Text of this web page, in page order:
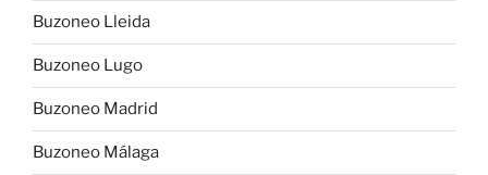
Buzoneo Lleida
Buzoneo Lugo
Buzoneo Madrid
Buzoneo Málaga